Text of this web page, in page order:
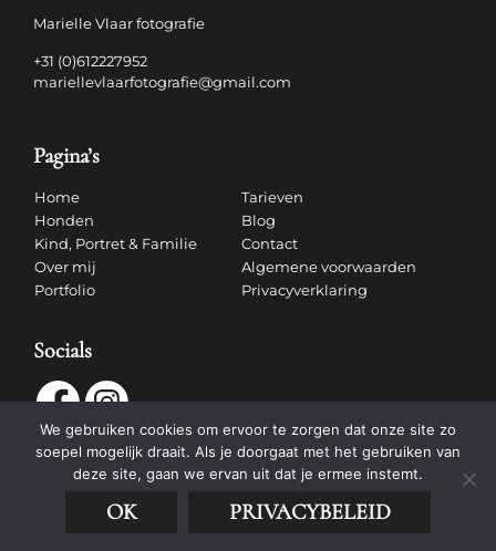
Marielle Vlaar fotografie
+31 (0)612227952
mariellevlaarfotografie@gmail.com
Pagina’s
Home
Tarieven
Honden
Blog
Kind, Portret & Familie
Contact
Over mij
Algemene voorwaarden
Portfolio
Privacyverklaring
Socials
We gebruiken cookies om ervoor te zorgen dat onze site zo
soepel mogelijk draait. Als je doorgaat met het gebruiken van
deze site, gaan we ervan uit dat je ermee instemt.
OK PRIVACYBELEID